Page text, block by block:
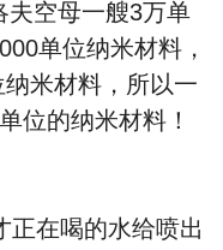
夫空母一艘3万单
单位纳米材料，
米材料，所以一
位的纳米材料！
在喝的水给喷出